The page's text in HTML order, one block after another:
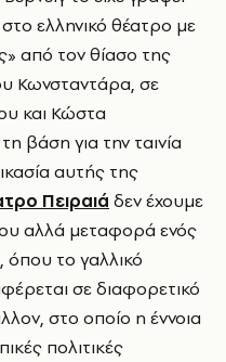
ελληνικό θέατρο με
από τον θίασο της
Κωνσταντάρα, σε
και Κώστα
βάση για την ταινία
αυτής της
Πειραιά δεν έχουμε
αλλά μεταφορά ενός
το γαλλικό
σε διαφορετικό
στο οποίο η έννοια
πολιτικές